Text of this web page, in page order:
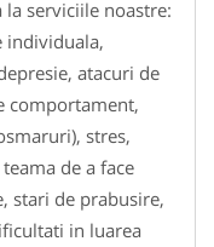
la serviciile noastre:
individuala,
atacuri de
comportament,
stres,
de a face
stari de prabusire,
in luarea